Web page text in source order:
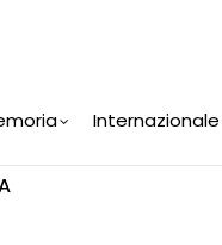
Internazionale